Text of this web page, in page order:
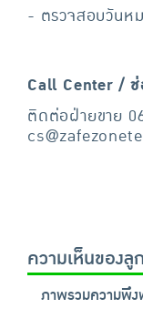
- ตรวจสอบวันห
Call Center /
ติดต่อฝ่ายขาย
ความเห็นของลู
ภาพรวมความพึง